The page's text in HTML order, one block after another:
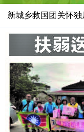
新城乡救国团关怀